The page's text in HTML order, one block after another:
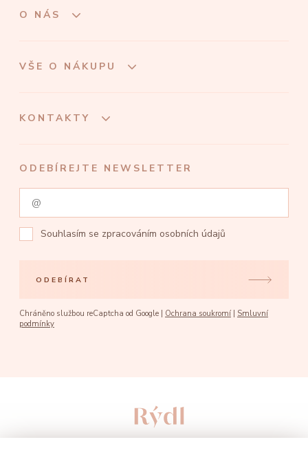
O NÁS
VŠE O NÁKUPU
KONTAKTY
ODEBÍREJTE NEWSLETTER
Souhlasím se zpracováním osobních údajů
ODEBÍRAT
Chráněno službou reCaptcha od Google | Ochrana soukromí
Smluvní
podmínky